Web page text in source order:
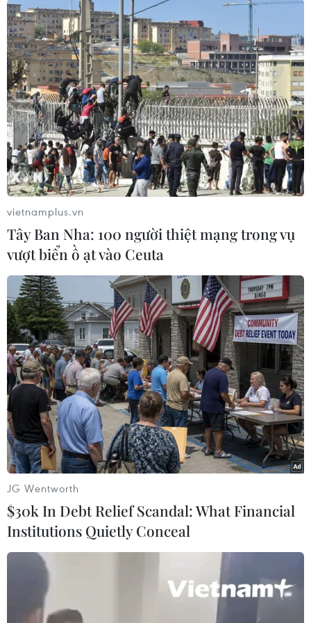
Theo quan chức trên, bước đầu của giải pháp
kinh tế mới sẽ là "tái cân bằng nền kinh tế",
được kỳ vọng sẽ mang lại tăng trưởng bền vững
và phân bổ tài sản công bằng hơn./.
(TTXVN/Vietnam+)
#Vật liệu xây dựng #Thép nhập khẩu
#Mỹ-Thổ Nhĩ Kỳ
#Andrew Brunson
#Lệnh trừng phạt
#Khủng hoảng ngoại giao
#Thuế nhập khẩu
#Tin Thế giới
#Thời sự quốc tế #Tin thời sự
#Tin hot
#Tin nóng
#Tin mới nhận #Vietnamplus
Mỹ
Theo dõi VietnamPlus
vietnamplus.vn
Tây Ban Nha: 100 người thiệt mạng trong vụ
vượt biển ồ ạt vào Ceuta
JG Wentworth
$30k In Debt Relief Scandal: What Financial
Institutions Quietly Conceal